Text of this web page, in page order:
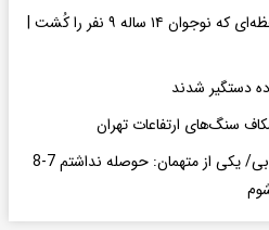
فاجعه خونین در مدرسه | لحظه‌ای که نوجوان ۱۴ ساله ۹ نفر را کُشت |
سنگ‌های ارتفاعات تهران
بازداشت دو جراح زیبایی قلابی/ یکی از متهمان: حوصله نداشتم 7-8